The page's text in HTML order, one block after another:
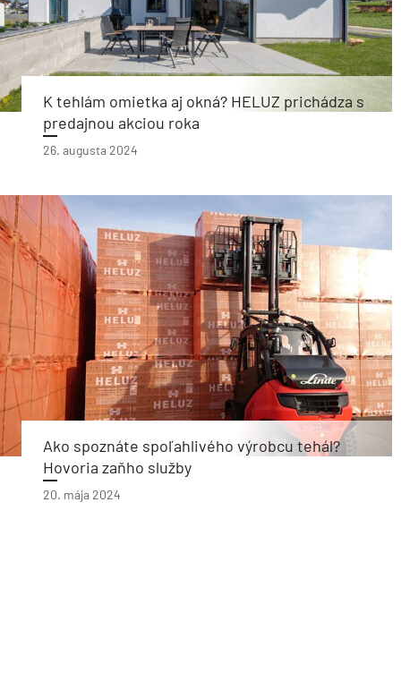
K tehlám omietka aj okná? HELUZ prichádza s
predajnou akciou roka
26. augusta 2024
Ako spoznáte spoľahlivého výrobcu tehál?
Hovoria zaňho služby
20. mája 2024